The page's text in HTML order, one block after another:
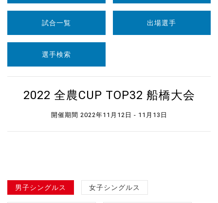
試合一覧 出場選手
選手検索
2022 全農CUP TOP32 船橋大会
開催期間 2022年11月12日 - 11月13日
男子シングルス 女子シングルス